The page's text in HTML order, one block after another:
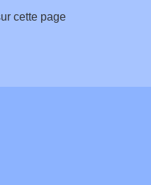
cette page